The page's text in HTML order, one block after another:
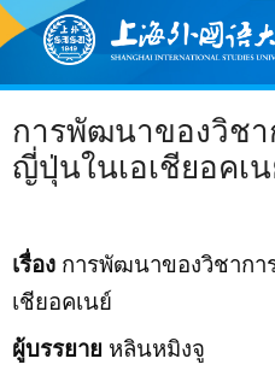
การพัฒนาของวิชา
ญี่ปุ่นในเอเชียอคเน
เรื่อง การพัฒนาของวิชากา
เชียอคเนย์
ผู้บรรยาย หลินหมิงจู